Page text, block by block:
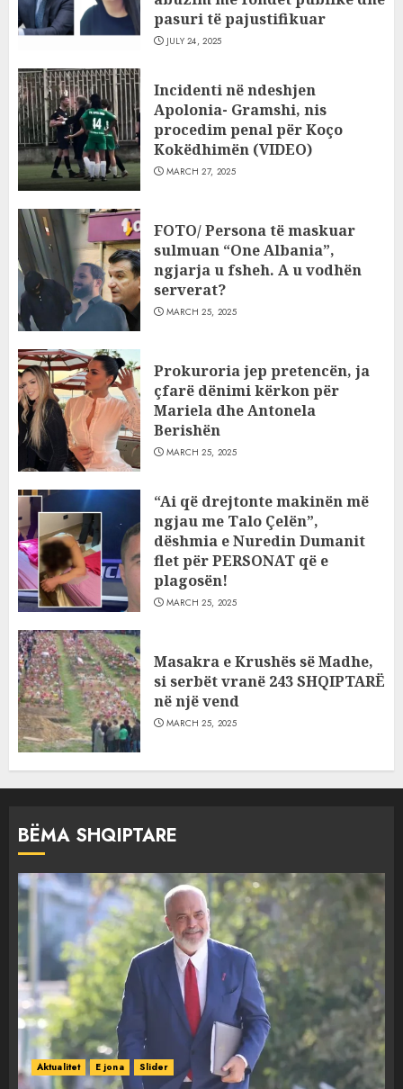
pasuri të pajustifikuar
JULY 24, 2025
Incidenti në ndeshjen
Apolonia- Gramshi, nis
procedim penal për Koço
Kokëdhimën (VIDEO)
MARCH 27, 2025
FOTO/ Persona të maskuar
sulmuan “One Albania”,
ngjarja u fsheh. A u vodhën
serverat?
MARCH 25, 2025
Prokuroria jep pretencën, ja
çfarë dënimi kërkon për
Mariela dhe Antonela
Berishën
MARCH 25, 2025
“Ai që drejtonte makinën më
ngjau me Talo Çelën”,
dëshmia e Nuredin Dumanit
flet për PERSONAT që e
plagosën!
MARCH 25, 2025
Masakra e Krushës së Madhe,
si serbët vranë 243 SHQIPTARË
në një vend
MARCH 25, 2025
BËMA SHQIPTARE
Aktualitet E jona Slider